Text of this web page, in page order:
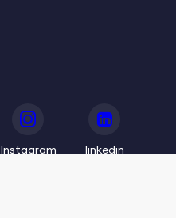
Instagram linkedin